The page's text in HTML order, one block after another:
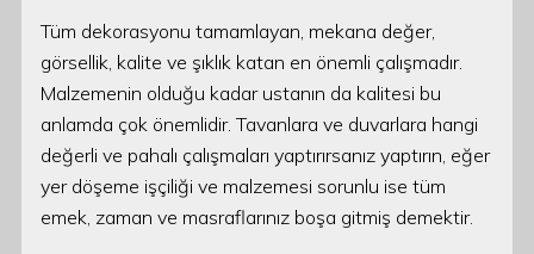
Tüm dekorasyonu tamamlayan, mekana değer,
görsellik, kalite ve şıklık katan en önemli çalışmadır.
Malzemenin olduğu kadar ustanın da kalitesi bu
anlamda çok önemlidir. Tavanlara ve duvarlara hangi
değerli ve pahalı çalışmaları yaptırırsanız yaptırın, eğer
yer döşeme işçiliği ve malzemesi sorunlu ise tüm
emek, zaman ve masraflarınız boşa gitmiş demektir.